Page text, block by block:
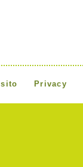
sito Privacy